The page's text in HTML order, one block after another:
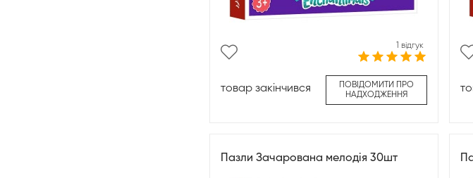
1 відгук
товар закінчився
ПОВІДОМИТИ ПРО
НАДХОДЖЕННЯ
Пазли Зачарована мелодія 30шт